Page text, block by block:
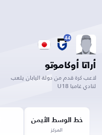
44
أراتا أوكاموتو
لاعب كرة قدم من دولة اليابان يلعب
لنادي غامبا U18
خط الوسط الأيمن
المركز